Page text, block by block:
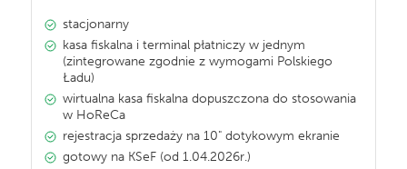
stacjonarny
kasa fiskalna i terminal płatniczy w jednym
(zintegrowane zgodnie z wymogami Polskiego
Ładu)
wirtualna kasa fiskalna dopuszczona do stosowania
w HoReCa
rejestracja sprzedaży na 10" dotykowym ekranie
gotowy na KSeF (od 1.04.2026r.)